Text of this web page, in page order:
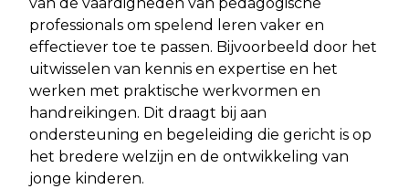
professionals om spelend leren vaker en
effectiever toe te passen. Bijvoorbeeld door het
uitwisselen van kennis en expertise en het
werken met praktische werkvormen en
handreikingen. Dit draagt bij aan
ondersteuning en begeleiding die gericht is op
het bredere welzijn en de ontwikkeling van
jonge kinderen.